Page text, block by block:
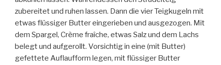
zubereitet und ruhen lassen. Dann die vier Teigkugeln mit
etwas flüssiger Butter eingerieben und ausgezogen. Mit
dem Spargel, Crème fraîche, etwas Salz und dem Lachs
belegt und aufgerollt. Vorsichtig in eine (mit Butter)
gefettete Auflaufform legen, mit flüssiger Butter